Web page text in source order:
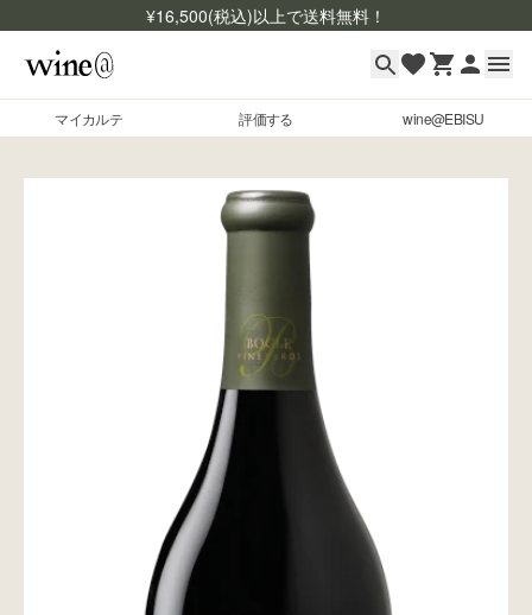
¥16,500(税込)以上で送料無料！
マイカルテ 評価する wine@EBISU
マイカルテ